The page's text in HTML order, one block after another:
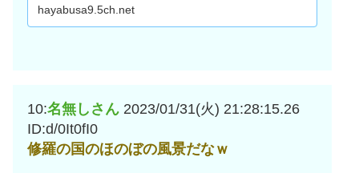
hayabusa9.5ch.net
10:名無しさん 2023/01/31(火) 21:28:15.26
ID:d/0It0fI0
修羅の国のほのぼの風景だなｗ